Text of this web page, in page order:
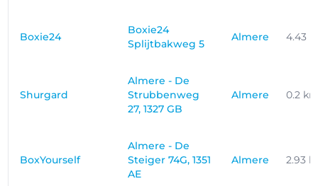
Boxie24
Boxie24
Splijtbakweg 5
Almere 4.43
Shurgard
Almere - De
Strubbenweg
27, 1327 GB
Almere 0.2
BoxYourself
Almere - De
Steiger 74G, 1351
AE
Almere 2.93